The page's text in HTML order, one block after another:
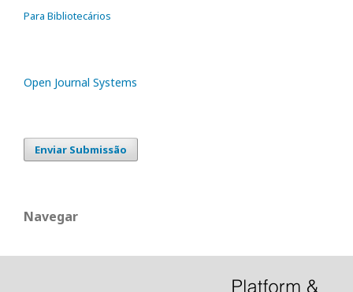
Para Bibliotecários
Open Journal Systems
Enviar Submissão
Navegar